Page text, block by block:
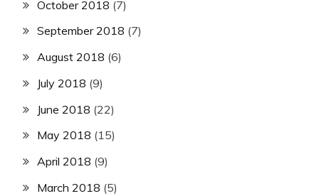
October 2018 (7)
September 2018 (7)
August 2018 (6)
July 2018 (9)
June 2018 (22)
May 2018 (15)
April 2018 (9)
March 2018 (5)